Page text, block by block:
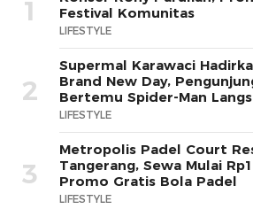
1
Festival Komunitas
LIFESTYLE
2
Supermal Karawaci
Brand New Day,
Bertemu Spider-Man
LIFESTYLE
3
Metropolis Padel Court
Tangerang, Sewa Mulai
Promo Gratis Bola Padel
LIFESTYLE